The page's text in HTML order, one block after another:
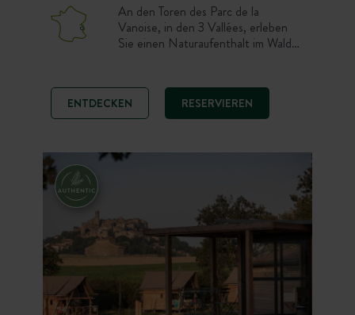
An den Toren des Parc de la
Vanoise, in den 3 Vallées, erleben
Sie einen Naturaufenthalt im Wald
in eine authentische Trapper-
Atmosphäre ein, nur wenige Schritte
vom Dorf entfernt. Hier bestimmen
Baden (300 m entfernt) und
ENTDECKEN RESERVIEREN